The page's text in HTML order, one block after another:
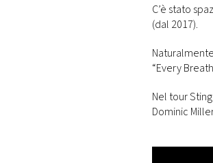
VIDEO
TV
C’è stato
(dal 2017).
“Every
Nel tour
Dominic